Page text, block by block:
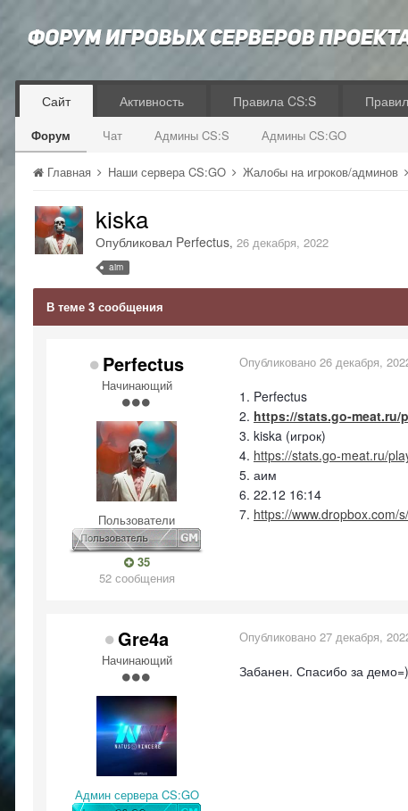
Сайт
Форум Чат Админы CS:S Админы CS:GO
Активность Правила CS:S
Главная Наши сервера CS:GO Жалобы на игроков/админов
kiska
Опубликовал Perfectus, 26 декабря, 2022
aim
В теме 3 сообщения
Perfectus
Начинающий
Пользователи
35
52 сообщения
Опубликовано 26 декабря,
1. Perfectus
2. https://stats.go-meat.ru/
3. kiska (игрок)
4. https://stats.go-meat.ru/
5. аим
6. 22.12 16:14
7. https://www.dropbox.com/
Gre4a
Начинающий
Админ сервера CS:GO
Опубликовано 27 декабря,
Забанен. Спасибо за демо=)